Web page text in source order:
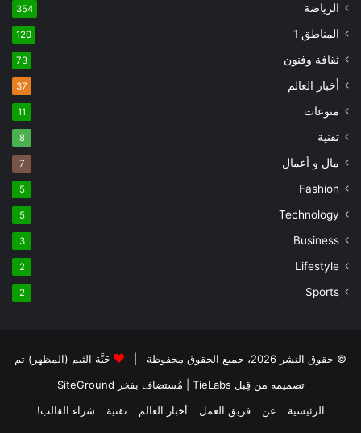
الرياضة 354
المناطق 1 120
ثقافة وفنون 73
أخبار العالم 37
منوعات 11
تقنية 8
مال و أعمال 7
Fashion
5
Technology
5
Business
3
Lifestyle
2
Sports
2
© حقوق النشر 2026، جميع الحقوق محفوظة |
جَنَّة الثيم (المظهر) تم
تصميمه من قِبل TieLabs
| مُستضاف بفخر SiteGround
الرئيسية
عن فريق العمل أخبار العالم تقنية شراء القالب!